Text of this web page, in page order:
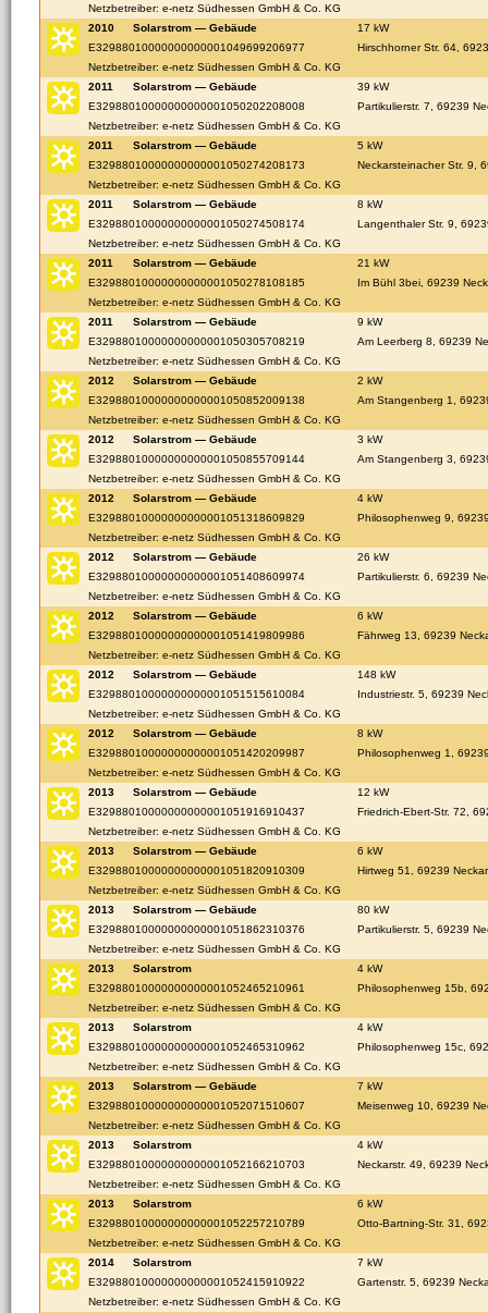
Netzbetreiber: e-netz Südhessen GmbH & Co. KG
2010
Solarstrom — Gebäude
17 kW
E32988010000000000001049699206977
Hirschhorner Str. 64,
Netzbetreiber: e-netz Südhessen GmbH & Co. KG
2011
Solarstrom — Gebäude
39 kW
E32988010000000000001050202208008
Partikulierstr. 7, 69239
Netzbetreiber: e-netz Südhessen GmbH & Co. KG
2011
Solarstrom — Gebäude
5 kW
E32988010000000000001050274208173
Neckarsteinacher Str. 9,
Netzbetreiber: e-netz Südhessen GmbH & Co. KG
2011
Solarstrom — Gebäude
8 kW
E32988010000000000001050274508174
Langenthaler Str. 9,
Netzbetreiber: e-netz Südhessen GmbH & Co. KG
2011
Solarstrom — Gebäude
21 kW
E32988010000000000001050278108185
Im Bühl 3bei, 69239
Netzbetreiber: e-netz Südhessen GmbH & Co. KG
2011
Solarstrom — Gebäude
9 kW
E32988010000000000001050305708219
Am Leerberg 8, 69239
Netzbetreiber: e-netz Südhessen GmbH & Co. KG
2012
Solarstrom — Gebäude
2 kW
E32988010000000000001050852009138
Am Stangenberg 1,
Netzbetreiber: e-netz Südhessen GmbH & Co. KG
2012
Solarstrom — Gebäude
3 kW
E32988010000000000001050855709144
Am Stangenberg 3,
Netzbetreiber: e-netz Südhessen GmbH & Co. KG
2012
Solarstrom — Gebäude
4 kW
E32988010000000000001051318609829
Philosophenweg 9,
Netzbetreiber: e-netz Südhessen GmbH & Co. KG
2012
Solarstrom — Gebäude
26 kW
E32988010000000000001051408609974
Partikulierstr. 6, 69239
Netzbetreiber: e-netz Südhessen GmbH & Co. KG
2012
Solarstrom — Gebäude
6 kW
E32988010000000000001051419809986
Fährweg 13, 69239
Netzbetreiber: e-netz Südhessen GmbH & Co. KG
2012
Solarstrom — Gebäude
148 kW
E32988010000000000001051515610084
Industriestr. 5, 69239
Netzbetreiber: e-netz Südhessen GmbH & Co. KG
2012
Solarstrom — Gebäude
8 kW
E32988010000000000001051420209987
Philosophenweg 1,
Netzbetreiber: e-netz Südhessen GmbH & Co. KG
2013
Solarstrom — Gebäude
12 kW
E32988010000000000001051916910437
Friedrich-Ebert-Str. 72,
Netzbetreiber: e-netz Südhessen GmbH & Co. KG
2013
Solarstrom — Gebäude
6 kW
E32988010000000000001051820910309
Hirtweg 51, 69239
Netzbetreiber: e-netz Südhessen GmbH & Co. KG
2013
Solarstrom — Gebäude
80 kW
E32988010000000000001051862310376
Partikulierstr. 5, 69239
Netzbetreiber: e-netz Südhessen GmbH & Co. KG
2013
Solarstrom
4 kW
E32988010000000000001052465210961
Philosophenweg 15b,
Netzbetreiber: e-netz Südhessen GmbH & Co. KG
2013
Solarstrom
4 kW
E32988010000000000001052465310962
Philosophenweg 15c,
Netzbetreiber: e-netz Südhessen GmbH & Co. KG
2013
Solarstrom — Gebäude
7 kW
E32988010000000000001052071510607
Meisenweg 10, 69239
Netzbetreiber: e-netz Südhessen GmbH & Co. KG
2013
Solarstrom
4 kW
E32988010000000000001052166210703
Neckarstr. 49, 69239
Netzbetreiber: e-netz Südhessen GmbH & Co. KG
2013
Solarstrom
6 kW
E32988010000000000001052257210789
Otto-Bartning-Str. 31,
Netzbetreiber: e-netz Südhessen GmbH & Co. KG
2014
Solarstrom
7 kW
E32988010000000000001052415910922
Gartenstr. 5, 69239
Netzbetreiber: e-netz Südhessen GmbH & Co. KG